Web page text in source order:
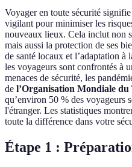
Voyager en toute sécurité
vigilant pour minimiser les
nouveaux lieux. Cela inclut non
mais aussi la protection de ses
de santé locaux et l’adaptation
les voyageurs sont confrontés à
menaces de sécurité, les
de l’Organisation Mondiale
qu’environ 50 % des voyageurs
l'étranger. Les statistiques
toute la différence dans votre
Étape 1 :